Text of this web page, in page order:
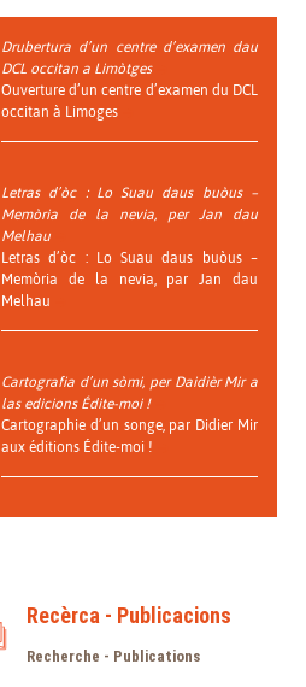
Drubertura d’un centre d’examen dau
DCL occitan a Limòtges
Ouverture d’un centre d’examen du DCL
occitan à Limoges
Letras d’òc : Lo Suau daus buòus –
Memòria de la nevia, per Jan dau
Melhau
Letras d’òc : Lo Suau daus buòus –
Memòria de la nevia, par Jan dau
Melhau
Cartografia d’un sòmi, per Daidièr Mir a
las edicions Édite-moi !
Cartographie d’un songe, par Didier Mir
aux éditions Édite-moi !
Recèrca - Publicacions
Recherche - Publications